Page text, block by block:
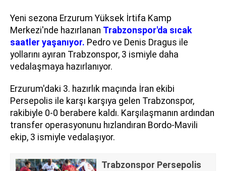
Yeni sezona Erzurum Yüksek İrtifa Kamp
Merkezi'nde hazırlanan Trabzonspor'da sıcak
saatler yaşanıyor. Pedro ve Denis Dragus ile
yollarını ayıran Trabzonspor, 3 ismiyle daha
vedalaşmaya hazırlanıyor.
Erzurum'daki 3. hazırlık maçında İran ekibi
Persepolis ile karşı karşıya gelen Trabzonspor,
rakibiyle 0-0 berabere kaldı. Karşılaşmanın ardından
transfer operasyonunu hızlandıran Bordo-Mavili
ekip, 3 ismiyle vedalaşıyor.
Trabzonspor Persepolis